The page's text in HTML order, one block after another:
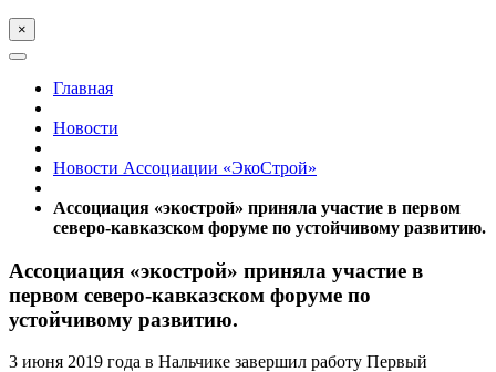
×
Главная
Новости
Новости Ассоциации «ЭкоСтрой»
Ассоциация «экострой» приняла участие в первом
северо-кавказском форуме по устойчивому развитию.
Ассоциация «экострой» приняла участие в
первом северо-кавказском форуме по
устойчивому развитию.
3 июня 2019 года в Нальчике завершил работу Первый